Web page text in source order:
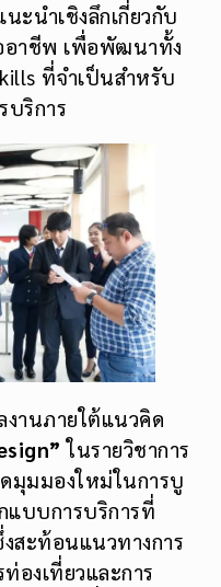
ะนำเชิงลึกเกี่ยวกับ
อาชีพ เพื่อพัฒนาทั้ง
ที่จำเป็นสำหรับ
บริการ
งานภายใต้แนวคิด
ในรายวิชาการ
มุมมองใหม่ในการบู
แบบการบริการที่
สะท้อนแนวทางการ
องเที่ยวและการ